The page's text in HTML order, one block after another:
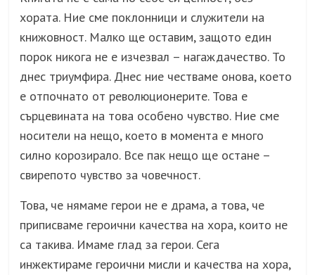
хората. Ние сме поклонници и служители на
книжовност. Малко ще оставим, защото един
порок никога не е изчезвал – нагаждачество. То
днес триумфира. Днес ние честваме онова, което
е отпочнато от революционерите. Това е
сърцевината на това особено чувство. Ние сме
носители на нещо, което в момента е много
силно корозирало. Все пак нещо ще остане –
свирепото чувство за човечност.
Това, че нямаме герои не е драма, а това, че
приписваме героични качества на хора, които не
са такива. Имаме глад за герои. Сега
инжектираме героични мисли и качества на хора,